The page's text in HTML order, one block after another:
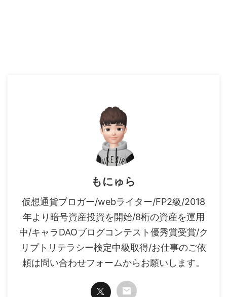
もにゅら
仮想通貨ブロガー/webライター/FP2級/2018
年より暗号資産投資を開始/8桁の資産を運用
中/キャラDAOブログコンテスト優秀賞受賞/ク
リプトリテラシー検定中級取得/お仕事のご依
頼は問い合わせフォームからお願いします。